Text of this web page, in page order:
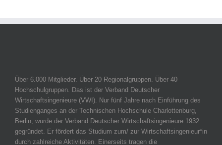
Über 6.000 Mitglieder. Über 20 Regionalgruppen. Über 40
Hochschulgruppen. Das ist der Verband Deutscher
Wirtschaftsingenieure (VWI). Nur fünf Jahre nach Einführung des
Studienganges an der Technischen Hochschule Charlottenburg,
Berlin, wurde der Verband Deutscher Wirtschaftsingenieure 1932
gegründet. Er fördert das Studium zum/ zur Wirtschaftsingenieur*in
durch zahlreiche Aktivitäten. Einerseits tragen die